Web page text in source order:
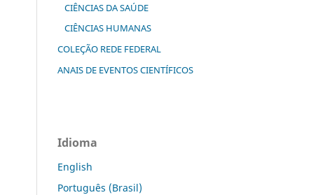
CIÊNCIAS DA SAÚDE
CIÊNCIAS HUMANAS
COLEÇÃO REDE FEDERAL
ANAIS DE EVENTOS CIENTÍFICOS
Idioma
English
Português (Brasil)